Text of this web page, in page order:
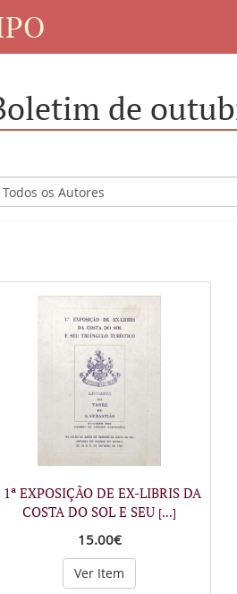
de
1ª EXPOSIÇÃO DE EX-LIBRIS DA
COSTA DO SOL E SEU [...]
15.00€
Ver Item